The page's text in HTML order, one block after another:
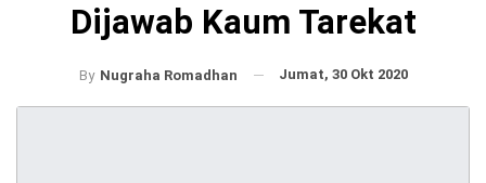
Dijawab Kaum Tarekat
By Nugraha Romadhan Jumat, 30 Okt 2020